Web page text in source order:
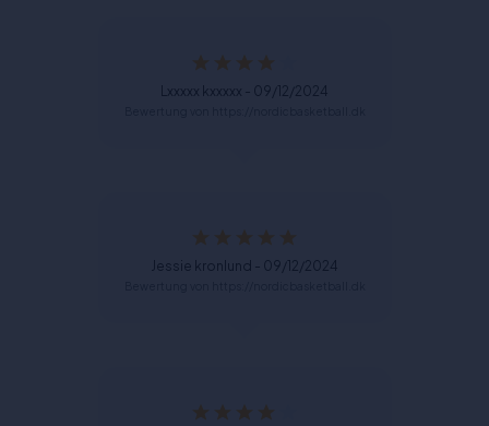
Lxxxxx kxxxxx - 09/12/2024
Jessie kronlund - 09/12/2024